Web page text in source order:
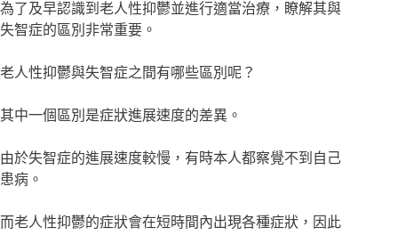
為了及早認識到老人性抑鬱並進行適當治療，瞭解其與
失智症的區別非常重要。
老人性抑鬱與失智症之間有哪些區別呢？
其中一個區別是症狀進展速度的差異。
由於失智症的進展速度較慢，有時本人都察覺不到自己
患病。
而老人性抑鬱的症狀會在短時間內出現各種症狀，因此